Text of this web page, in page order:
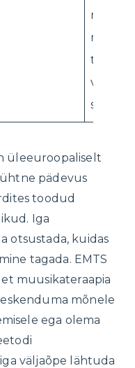
üleeuroopaliselt
pädevus
toodud
Iga
otsustada, kuidas
tagada. EMTS
muusikateraapia
mõnele
ega olema
väljaõpe lähtuda